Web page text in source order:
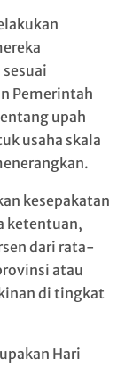
Pemerintah
upah
usaha skala
kesepakatan
ketentuan,
dari rata-
atau
di tingkat
Hari